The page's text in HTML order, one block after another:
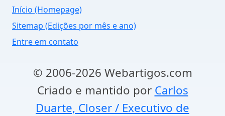
Início (Homepage)
Sitemap (Edições por mês e ano)
Entre em contato
© 2006-2026 Webartigos.com
Criado e mantido por Carlos
Duarte, Closer / Executivo de